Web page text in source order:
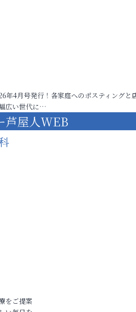
年4月号発行！各家庭へのポスティングと
広い世代に…
芦屋人WEB
をご提案